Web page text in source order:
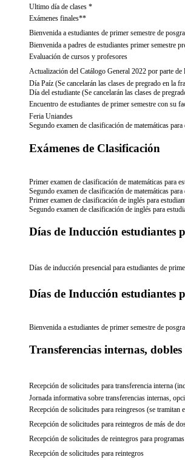
Ultimo día de clases *
Exámenes finales**
Bienvenida a estudiantes de primer semestre de
Bienvenida a padres de estudiantes primer semestre
Evaluación de cursos y profesores
Actualización del Catálogo General 2022 por parte de
Día Paíz (Se cancelarán las clases de pregrado en la
Día del estudiante (Se cancelarán las clases de
Encuentro de estudiantes de primer semestre con su
Feria Uniandes
Segundo examen de clasificación de matemáticas
Exámenes de Clasificación
Primer examen de clasificación de matemáticas para
Segundo examen de clasificación de matemáticas
Primer examen de clasificación de inglés para
Segundo examen de clasificación de inglés para
Días de Inducción estudiantes
Días de inducción presencial para estudiantes de
Días de Inducción estudiantes
Bienvenida a estudiantes de primer semestre de
Transferencias internas,
Recepción de solicitudes para transferencia interna
Jornada informativa sobre transferencias internas,
Recepción de solicitudes para reingresos (se tramitan
Recepción de solicitudes para reintegros de más de
Recepción de solicitudes de reintegros para
Recepción de solicitudes para reintegros